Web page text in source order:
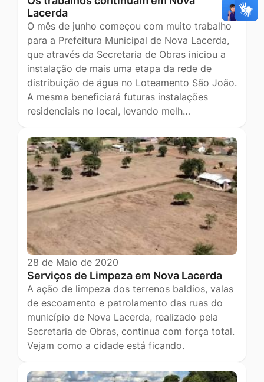
Lacerda
O mês de junho começou com muito trabalho
para a Prefeitura Municipal de Nova Lacerda,
que através da Secretaria de Obras iniciou a
instalação de mais uma etapa da rede de
distribuição de água no Loteamento São João.
A mesma beneficiará futuras instalações
residenciais no local, levando melh…
28 de Maio de 2020
Serviços de Limpeza em Nova Lacerda
A ação de limpeza dos terrenos baldios, valas
de escoamento e patrolamento das ruas do
município de Nova Lacerda, realizado pela
Secretaria de Obras, continua com força total.
Vejam como a cidade está ficando.